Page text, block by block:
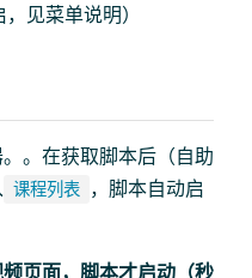
见菜单说明）
。在获取脚本后（自助
课程列表
，脚本自动启
页面，脚本才启动（秒